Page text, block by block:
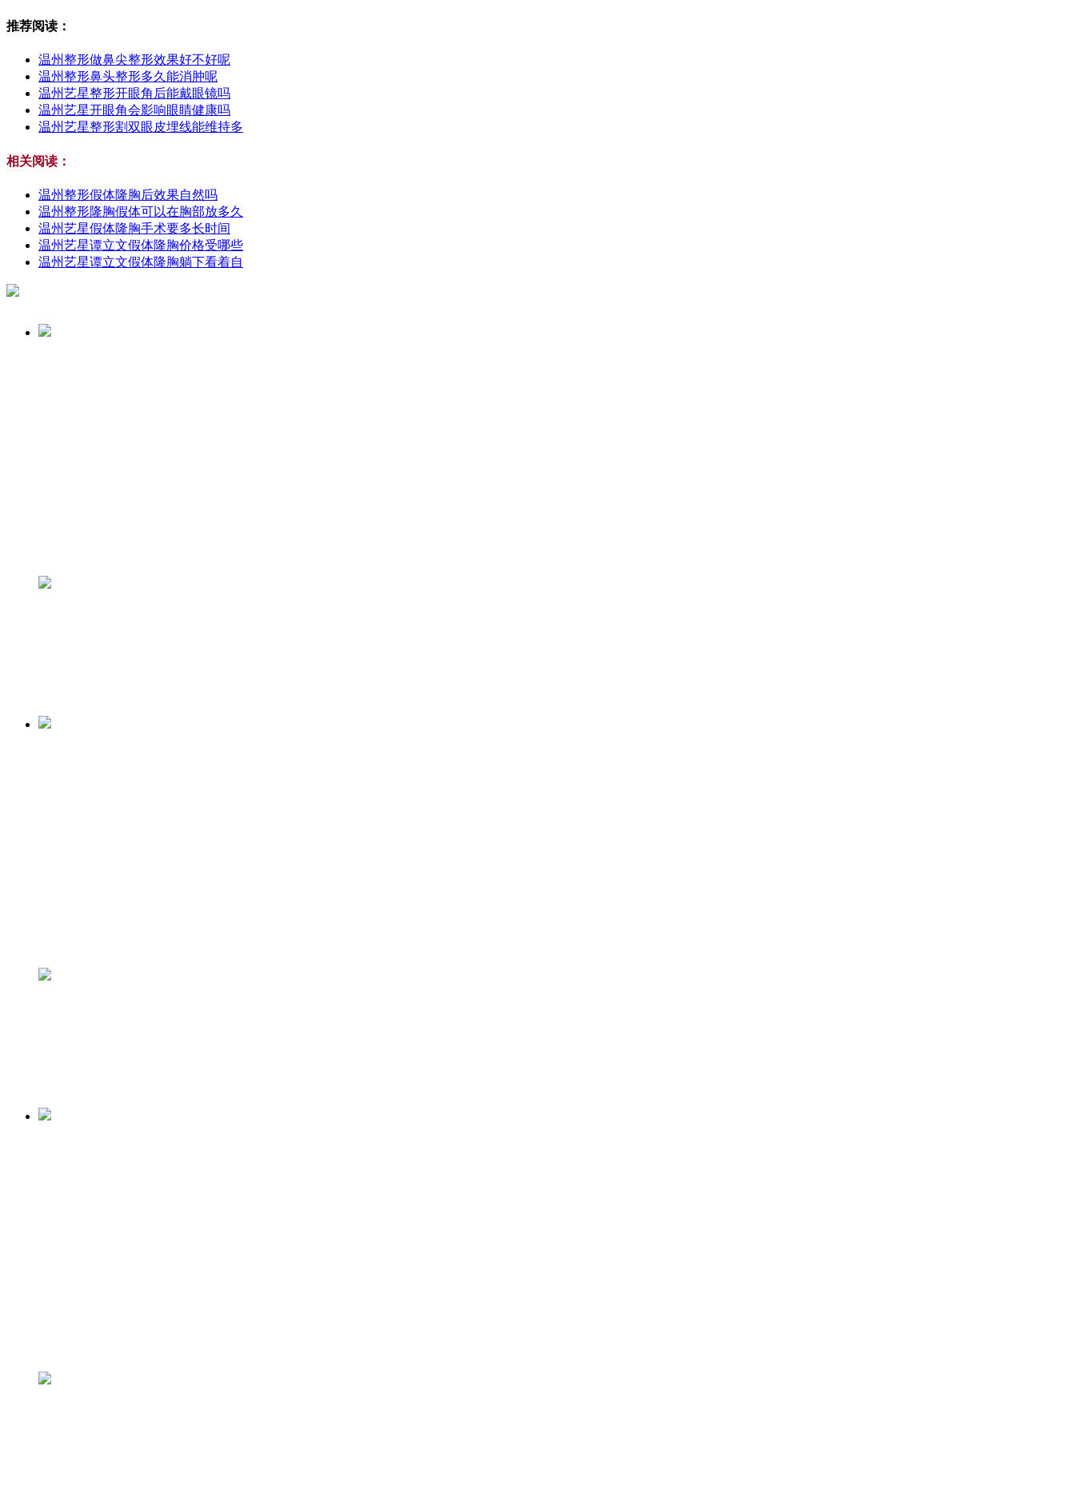
推荐阅读：
温州整形做鼻尖整形效果好不好呢
温州整形鼻头整形多久能消肿呢
温州艺星整形开眼角后能戴眼镜吗
温州艺星开眼角会影响眼睛健康吗
温州艺星整形割双眼皮埋线能维持多
相关阅读：
温州整形假体隆胸后效果自然吗
温州整形隆胸假体可以在胸部放多久
温州艺星假体隆胸手术要多长时间
温州艺星谭立文假体隆胸价格受哪些
温州艺星谭立文假体隆胸躺下看着自